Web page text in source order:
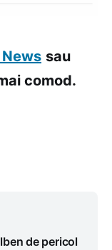
sau
comod.
de pericol